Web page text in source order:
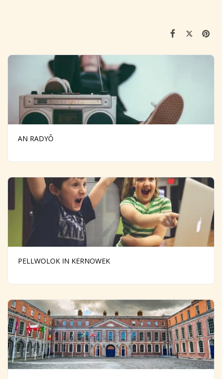
AN RADYÔ
PELLWOLOK IN KERNOWEK